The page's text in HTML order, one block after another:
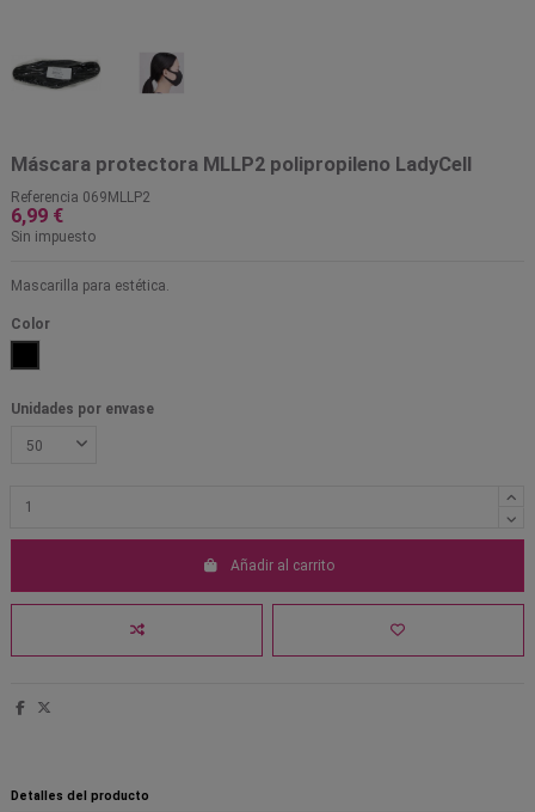
Máscara protectora MLLP2 polipropileno LadyCell
Referencia 069MLLP2
6,99 €
Sin impuesto
Mascarilla para estética.
Color
Unidades por envase
Añadir al carrito
Detalles del producto